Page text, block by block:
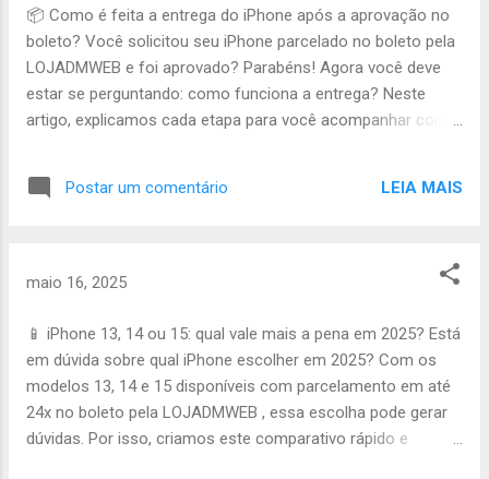
valor? Como recebo os boletos? Posso adiantar parcelas?
O valor das parcelas é fixo? Posso escolher o modelo do
iPhone? É possível comprar mais de um iPhone? Quem faz
a análise da ficha? Qual o risco de ser reprovado? Posso
cancelar depois de aprovado? Como falar com um
📦 Como é feita a entrega do iPhone após a aprovação no
boleto? Você solicitou seu iPhone parcelado no boleto pela
LOJADMWEB e foi aprovado? Parabéns! Agora você deve
estar se perguntando: como funciona a entrega? Neste
artigo, explicamos cada etapa para você acompanhar com
aprovação da ficha, você recebe os boletos via e-mail ou
WhatsApp. A entrega é agendada após o pagamento da
despachado com nota fiscal. O prazo médio de postagem é
acompanhamento Você recebe um código de rastreio para
acompanhar a entrega em tempo real. O envio é feito por
transportadoras ou Correios, dependendo da sua região.
Nosso suporte acompanha seu pedido até a entrega ser
concluída com sucesso. 💬 Acompanhar entrega no
Postar um comentário LEIA MAIS
maio 16, 2025
📱 iPhone 13, 14 ou 15: qual vale mais a pena em 2025? Está
em dúvida sobre qual iPhone escolher em 2025? Com os
modelos 13, 14 e 15 disponíveis com parcelamento em até
24x no boleto pela LOJADMWEB , essa escolha pode gerar
dúvidas. Por isso, criamos este comparativo rápido e